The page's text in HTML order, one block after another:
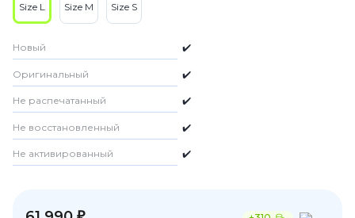
Size L Size M Size S
Новый ✔️
Оригинальный ✔️
Не распечатанный ✔️
Не восстановленный ✔️
Не активированный ✔️